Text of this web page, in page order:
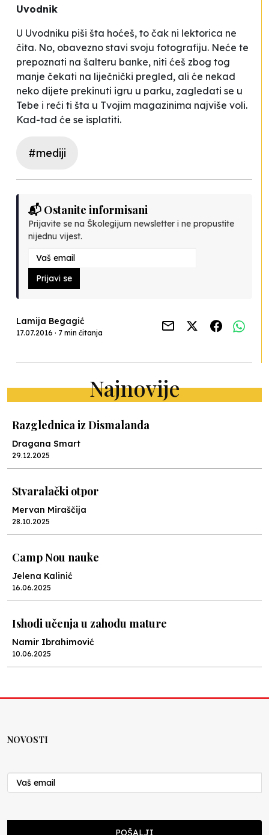
Uvodnik
U Uvodniku piši šta hoćeš, to čak ni lektorica ne
čita. No, obavezno stavi svoju fotografiju. Neće te
prepoznati na šalteru banke, niti ćeš zbog tog
manje čekati na liječnički pregled, ali će nekad
neko dijete prekinuti igru u parku, zagledati se u
Tebe i reći ti šta u Tvojim magazinima najviše voli.
Kad-tad će se isplatiti.
#mediji
📬 Ostanite informisani
Prijavite se na Školegijum newsletter i ne propustite
nijednu vijest.
Prijavi se
Lamija Begagić
17.07.2016 · 7 min čitanja
Najnovije
Razglednica iz Dismalanda
Dragana Smart
29.12.2025
Stvaralački otpor
Mervan Miraščija
28.10.2025
Camp Nou nauke
Jelena Kalinić
16.06.2025
Ishodi učenja u zahodu mature
Namir Ibrahimović
10.06.2025
Nenad Veličković
29.10.2024
Cuke i djeca
NOVOSTI
POŠALJI